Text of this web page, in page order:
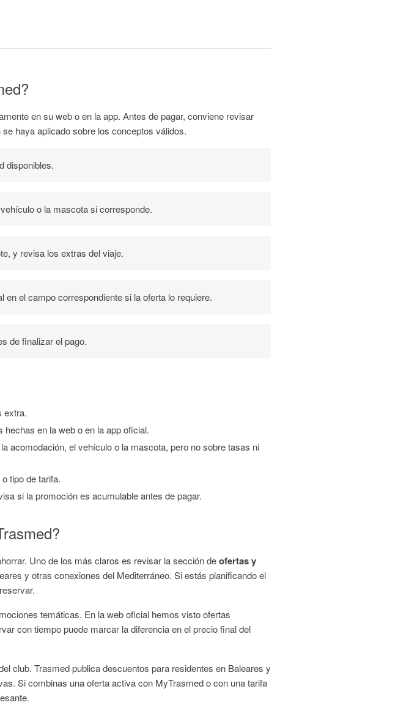
en su web o en la app. Antes de pagar, conviene revisar
haya aplicado sobre los conceptos válidos.
disponibles.
o la mascota si corresponde.
y revisa los extras del viaje.
el campo correspondiente si la oferta lo requiere.
de finalizar el pago.
extra.
en la web o en la app oficial.
acomodación, el vehículo o la mascota, pero no sobre tasas ni
tipo de tarifa.
si la promoción es acumulable antes de pagar.
Uno de los más claros es revisar la sección deofertas y
y otras conexiones del Mediterráneo. Si estás planificando el
temáticas. En la web oficial hemos visto ofertas
con tiempo puede marcar la diferencia en el precio final del
club. Trasmed publica descuentos para residentes en Baleares y
Si combinas una oferta activa con MyTrasmed o con una tarifa